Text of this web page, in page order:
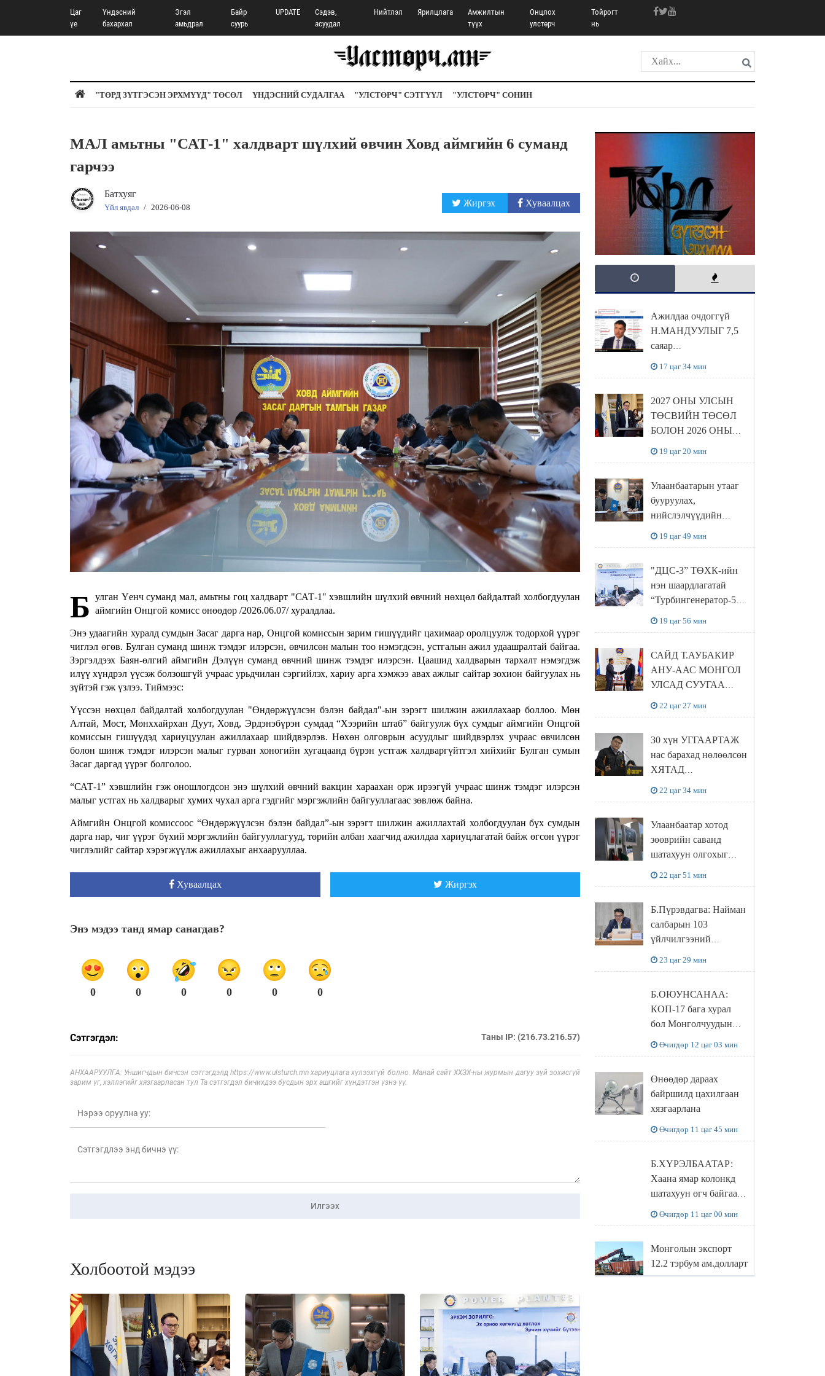
Цаг
үе
Үндэсний
бахархал
Эгэл
амьдрал
Байр
суурь
UPDATE
Сэдэв,
асуудал
Нийтлэл Ярилцлага
Амжилтын
түүх
Онцлох
улстөрч
Тойрогт
нь
"ТӨРД ЗҮТГЭСЭН ЭРХМҮҮД" ТӨСӨЛ ҮНДЭСНИЙ СУДАЛГАА "УЛСТӨРЧ" СЭТГҮҮЛ "УЛСТӨРЧ" СОНИН
МАЛ амьтны "САТ-1" халдварт шүлхий өвчин Ховд аймгийн 6 суманд
гарчээ
Батхуяг
Үйл явдал / 2026-06-08 Жиргэх Хуваалцах
Б улган Үенч суманд мал, амьтны гоц халдварт "САТ-1" хэвшлийн шүлхий өвчний нөхцөл байдалтай холбогдуулан
аймгийн Онцгой комисс өнөөдөр /2026.06.07/ хуралдлаа.
Энэ удаагийн хуралд сумдын Засаг дарга нар, Онцгой комиссын зарим гишүүдийг цахимаар оролцуулж тодорхой үүрэг
чиглэл өгөв. Булган суманд шинж тэмдэг илэрсэн, өвчилсөн малын тоо нэмэгдсэн, устгалын ажил удаашралтай байгаа.
Зэргэлдээх Баян-өлгий аймгийн Дэлүүн суманд өвчний шинж тэмдэг илэрсэн. Цаашид халдварын тархалт нэмэгдэж
илүү хүндрэл үүсэж болзошгүй учраас урьдчилан сэргийлэх, хариу арга хэмжээ авах ажлыг сайтар зохион байгуулах нь
зүйтэй гэж үзлээ. Тиймээс:
Үүссэн нөхцөл байдалтай холбогдуулан "Өндөржүүлсэн бэлэн байдал"-ын зэрэгт шилжин ажиллахаар боллоо. Мөн
Алтай, Мөст, Мөнххайрхан Дуут, Ховд, Эрдэнэбүрэн сумдад “Хээрийн штаб” байгуулж бүх сумдыг аймгийн Онцгой
комиссын гишүүдэд хариуцуулан ажиллахаар шийдвэрлэв. Нөхөн олговрын асуудлыг шийдвэрлэх учраас өвчилсөн
болон шинж тэмдэг илэрсэн малыг гурван хоногийн хугацаанд бүрэн устгаж халдваргүйтгэл хийхийг Булган сумын
Засаг даргад үүрэг болголоо.
“САТ-1” хэвшлийн гэж оношлогдсон энэ шүлхий өвчний вакцин хараахан орж ирээгүй учраас шинж тэмдэг илэрсэн
малыг устгах нь халдварыг хумих чухал арга гэдгийг мэргэжлийн байгууллагаас зөвлөж байна.
Аймгийн Онцгой комиссоос “Өндөржүүлсэн бэлэн байдал”-ын зэрэгт шилжин ажиллахтай холбогдуулан бүх сумдын
дарга нар, чиг үүрэг бүхий мэргэжлийн байгууллагууд, төрийн албан хаагчид ажилдаа хариуцлагатай байж өгсөн үүрэг
чиглэлийг сайтар хэрэгжүүлж ажиллахыг анхаарууллаа.
Хуваалцах Жиргэх
Энэ мэдээ танд ямар санагдав?
0 0 0 0 0 0
Сэтгэгдэл: Таны IP: (216.73.216.57)
АНХААРУУЛГА: Уншигчдын бичсэн сэтгэгдэлд https://www.ulsturch.mn хариуцлага хүлээхгүй болно. Манай сайт ХХЗХ-ны журмын дагуу зүй зохисгүй
зарим үг, хэллэгийг хязгаарласан тул Та сэтгэгдэл бичихдээ бусдын эрх ашгийг хүндэтгэн үзнэ үү.
Илгээх
Холбоотой мэдээ
Ажилдаа очдоггүй
Н.МАНДУУЛЫГ 7,5
саяар
17 цаг 34 мин
2027 ОНЫ УЛСЫН
ТӨСВИЙН ТӨСӨЛ
БОЛОН 2026 ОНЫ
НИЙТИЙН
ХЭЛЭЛЦҮҮЛЭГ
БОЛЛОО
19 цаг 20 мин
Улаанбаатарын утааг
бууруулах,
нийслэлчүүдийн
баялгийн сан нэгдэл”
ХХК-тай хамтран
хэрэгжүүлнэ
19 цаг 49 мин
"ДЦС-3” ТӨХК-ийн
нэн шаардлагатай
“Турбингенератор-5”-
19 цаг 56 мин
САЙД Т.АУБАКИР
АНУ-ААС МОНГОЛ
УЛСАД СУУГАА
ХҮЛЭЭН АВЧ
УУЛЗЛАА
22 цаг 27 мин
30 хүн УГГААРТАЖ
нас барахад нөлөөлсөн
ХЯТАД
худалдаж авахаар
болжээ
22 цаг 34 мин
Улаанбаатар хотод
зөөврийн саванд
шатахуун олгохыг
22 цаг 51 мин
Б.Пүрэвдагва: Найман
салбарын 103
үйлчилгээний
нөхцөл бүрдэнэ
23 цаг 29 мин
Б.ОЮУНСАНАА:
КОП-17 бага хурал
бол Монголчуудын
ДЭЛХИЙД
СУРТАЛЧИЛАХ гол
бодлого
Өчигдөр 12 цаг 03 мин
Өнөөдөр дараах
байршилд цахилгаан
хязгаарлана
Өчигдөр 11 цаг 45 мин
Б.ХҮРЭЛБААТАР:
Хаана ямар колонкд
шатахуун өгч байгаа,
боломжтой
Өчигдөр 11 цаг 00 мин
Монголын экспорт
12.2 тэрбум ам.долларт
хүрэв